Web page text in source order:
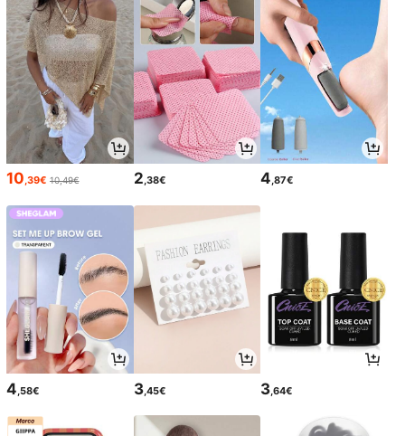
10,39€ 10,49€ 2,38€ 4,87€
4 ,58€ 3,45€ 3 ,64€